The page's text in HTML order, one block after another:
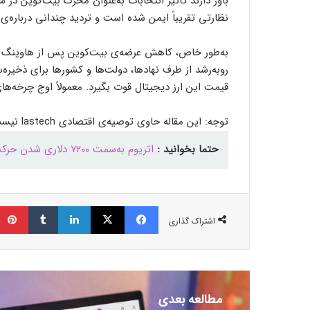
نظارتی تقریباً ایمن شده است و تردید چندانی
روبه‌رشد از طرف نهادها، دولت‌ها و کشورها برای
قیمت این ارز دیجیتال قوت بگیرد. معمولاً اوج
توجه: این مقاله حاوی توصیه‌ی اقتصادی lastech نیست و صرفاً جنبه‌ی اطلاع‌رسانی دارد.
حتما بخوانید : اتریوم به‌سمت ۷۲۰۰ دلاری‌ شدن حرکت می‌کند؟
اشتراک گذاری
فیسبوک ایکس لینکداین تامبلر
مطالعه بعدی